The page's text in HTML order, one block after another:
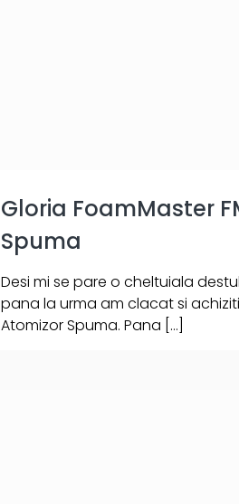
Gloria FoamMaster
Spuma
Desi mi se pare o cheltuiala
pana la urma am clacat si
Atomizor Spuma. Pana […]